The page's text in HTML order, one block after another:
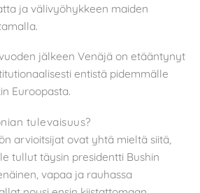
ja välivyöhykkeen maiden
jälkeen Venäjä on etääntynyt
entistä pidemmälle
Euroopasta.
tulevaisuus?
arvioitsijat ovat yhtä mieltä siitä,
tullut täysin presidentti Bushin
vapaa ja rauhassa